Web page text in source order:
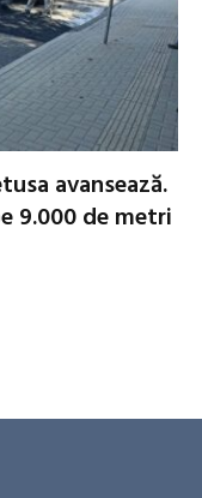
avansează.
9.000 de metri